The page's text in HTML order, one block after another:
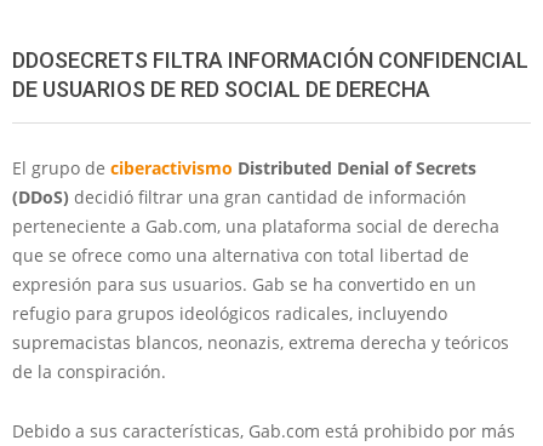
DDOSECRETS FILTRA INFORMACIÓN CONFIDENCIAL
DE USUARIOS DE RED SOCIAL DE DERECHA
El grupo de ciberactivismo Distributed Denial of Secrets
(DDoS) decidió filtrar una gran cantidad de información
perteneciente a Gab.com, una plataforma social de derecha
que se ofrece como una alternativa con total libertad de
expresión para sus usuarios. Gab se ha convertido en un
refugio para grupos ideológicos radicales, incluyendo
supremacistas blancos, neonazis, extrema derecha y teóricos
de la conspiración.
Debido a sus características, Gab.com está prohibido por más